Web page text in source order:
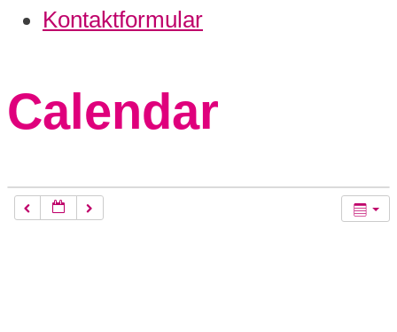
Kontaktformular
Calendar